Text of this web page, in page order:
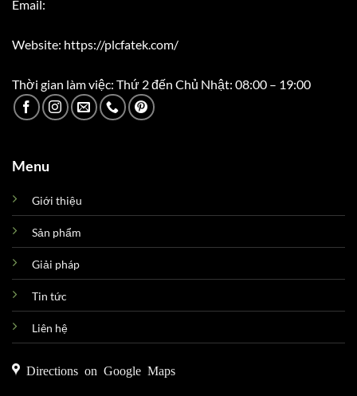
Email:
Website: https://plcfatek.com/
Thời gian làm việc: Thứ 2 đến Chủ Nhật: 08:00 – 19:00
Menu
Giới thiệu
Sản phẩm
Giải pháp
Tin tức
Liên hệ
Directions on Google Maps